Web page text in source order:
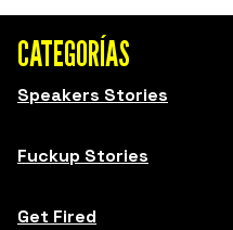
CATEGORÍAS
Speakers Stories
Fuckup Stories
Get Fired